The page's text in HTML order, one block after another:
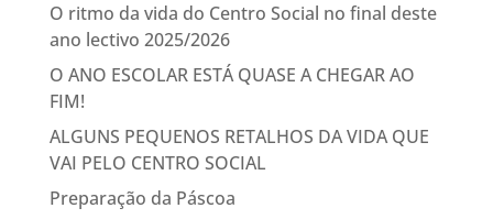
O ritmo da vida do Centro Social no final deste
ano lectivo 2025/2026
O ANO ESCOLAR ESTÁ QUASE A CHEGAR AO
FIM!
ALGUNS PEQUENOS RETALHOS DA VIDA QUE
VAI PELO CENTRO SOCIAL
Preparação da Páscoa